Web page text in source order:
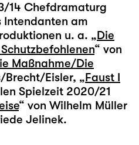
14 Chefdramaturg
Intendanten am
u. a. „Die
“ von
Maßnahme/Die
Brecht/Eisler, „Faust I
Spielzeit 2020/21
“ von Wilhelm Müller
Jelinek.